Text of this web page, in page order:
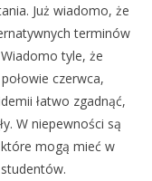
Już wiadomo, że
terminów
tyle, że
czerwca,
łatwo zgadnąć,
W niepewności są
mogą mieć w